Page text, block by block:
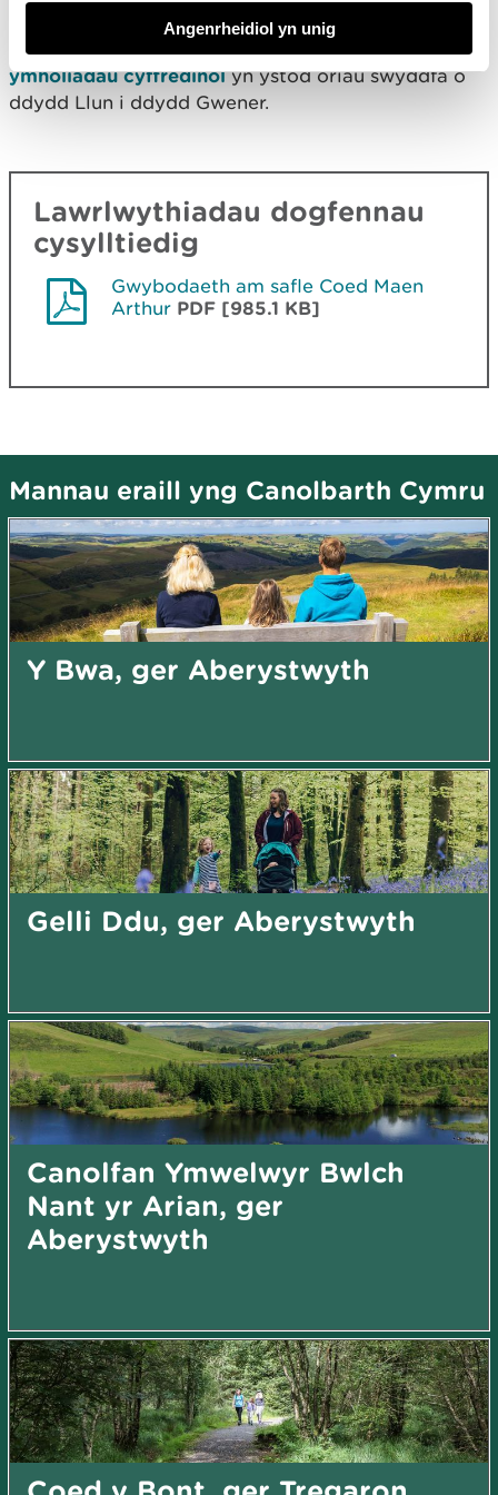
Angenrheidiol yn unig
Cysylltwch â’n tîm cwsmeriaid gydag unrhyw
ymholiadau cyffredinolyn ystod oriau swyddfa o
ddydd Llun i ddydd Gwener.
Lawrlwythiadau dogfennau
cysylltiedig
Gwybodaeth am safle Coed Maen
Arthur PDF [985.1 KB]
Mannau eraill yng Canolbarth Cymru
Y Bwa, ger Aberystwyth
Gelli Ddu, ger Aberystwyth
Canolfan Ymwelwyr Bwlch
Nant yr Arian, ger
Aberystwyth